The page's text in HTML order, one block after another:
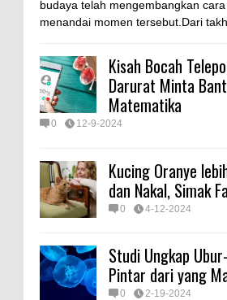
budaya telah mengembangkan
menandai momen tersebut.Dari
Kisah Bocah
Darurat Minta
Matematika
0 12-9-2024
Kucing Oranye
dan Nakal, Simak
0 4-12-2024
Studi Ungkap
Pintar dari yang
0 2-19-2024